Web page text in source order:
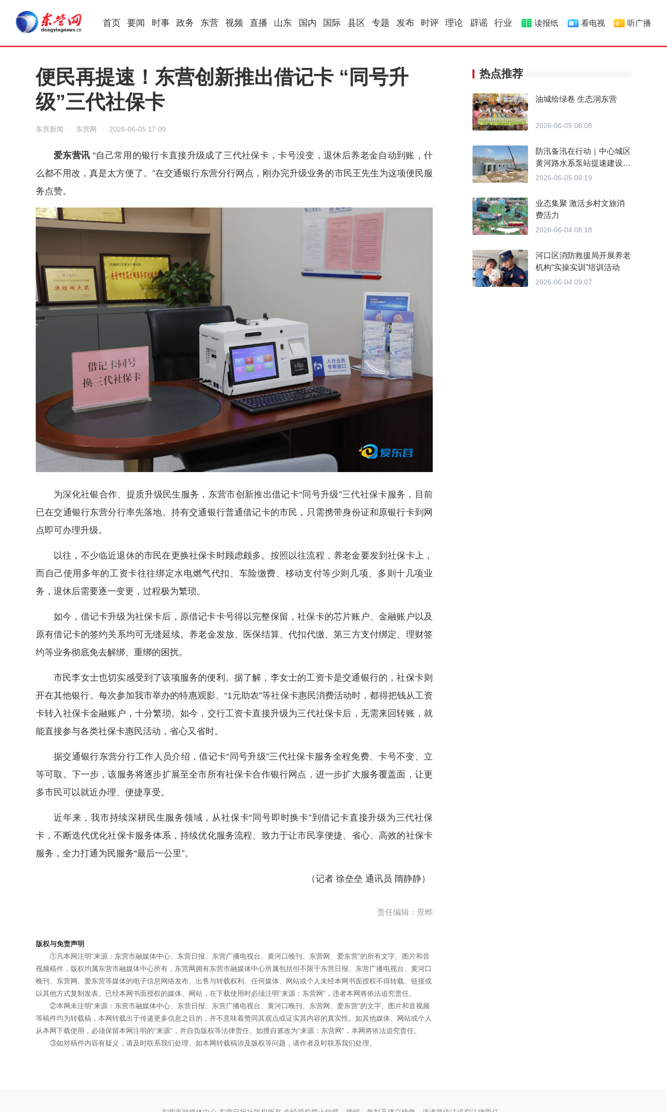
首页 要闻 时事 政务 东营 视频 直播 山东 国内 国际 县区 专题 发布 时评 理论 辟谣 行业 读报纸 看电视 听广播
便民再提速！东营创新推出借记卡 “同号升
级”三代社保卡
东营新闻 · 东营网 · 2026-06-05 17:00
爱东营讯 “自己常用的银行卡直接升级成了三代社保卡，卡号没变，退休后养老金自动到账，什
么都不用改，真是太方便了。”在交通银行东营分行网点，刚办完升级业务的市民王先生为这项便民服
务点赞。
为深化社银合作、提质升级民生服务，东营市创新推出借记卡“同号升级”三代社保卡服务，目前
已在交通银行东营分行率先落地。持有交通银行普通借记卡的市民，只需携带身份证和原银行卡到网
点即可办理升级。
以往，不少临近退休的市民在更换社保卡时顾虑颇多。按照以往流程，养老金要发到社保卡上，
而自己使用多年的工资卡往往绑定水电燃气代扣、车险缴费、移动支付等少则几项、多则十几项业
务，退休后需要逐一变更，过程极为繁琐。
如今，借记卡升级为社保卡后，原借记卡卡号得以完整保留，社保卡的芯片账户、金融账户以及
原有借记卡的签约关系均可无缝延续。养老金发放、医保结算、代扣代缴、第三方支付绑定、理财签
约等业务彻底免去解绑、重绑的困扰。
市民李女士也切实感受到了该项服务的便利。据了解，李女士的工资卡是交通银行的，社保卡则
开在其他银行。每次参加我市举办的特惠观影、“1元助农”等社保卡惠民消费活动时，都得把钱从工资
卡转入社保卡金融账户，十分繁琐。如今，交行工资卡直接升级为三代社保卡后，无需来回转账，就
能直接参与各类社保卡惠民活动，省心又省时。
据交通银行东营分行工作人员介绍，借记卡“同号升级”三代社保卡服务全程免费、卡号不变、立
等可取。下一步，该服务将逐步扩展至全市所有社保卡合作银行网点，进一步扩大服务覆盖面，让更
多市民可以就近办理、便捷享受。
近年来，我市持续深耕民生服务领域，从社保卡“同号即时换卡”到借记卡直接升级为三代社保
卡，不断迭代优化社保卡服务体系，持续优化服务流程、致力于让市民享便捷、省心、高效的社保卡
服务，全力打通为民服务“最后一公里”。
（记者 徐垒垒 通讯员 隋静静）
责任编辑：景晔
版权与免责声明
①凡本网注明“来源：东营市融媒体中心、东营日报、东营广播电视台、黄河口晚刊、东营网、爱东营”的所有文字、图片和音
视频稿件，版权均属东营市融媒体中心所有，东营网拥有东营市融媒体中心所属包括但不限于东营日报、东营广播电视台、黄河口
晚刊、东营网、爱东营等媒体的电子信息网络发布、出售与转载权利。任何媒体、网站或个人未经本网书面授权不得转载、链接或
以其他方式复制发表。已经本网书面授权的媒体、网站，在下载使用时必须注明“来源：东营网”，违者本网将依法追究责任。
②本网未注明“来源：东营市融媒体中心、东营日报、东营广播电视台、黄河口晚刊、东营网、爱东营”的文字、图片和音视频
等稿件均为转载稿，本网转载出于传递更多信息之目的，并不意味着赞同其观点或证实其内容的真实性。如其他媒体、网站或个人
从本网下载使用，必须保留本网注明的“来源”，并自负版权等法律责任。如擅自篡改为“来源：东营网”，本网将依法追究责任。
③如对稿件内容有疑义，请及时联系我们处理。如本网转载稿涉及版权等问题，请作者及时联系我们处理。
热点推荐
油城绘绿卷 生态润东营
2026-06-05 08:08
防汛备汛在行动｜中心城区
黄河路水系泵站提速建设
提升城区防洪排涝能力
2026-06-05 08:19
业态集聚 激活乡村文旅消
费活力
2026-06-04 08:18
河口区消防救援局开展养老
机构“实操实训”培训活动
2026-06-04 09:07